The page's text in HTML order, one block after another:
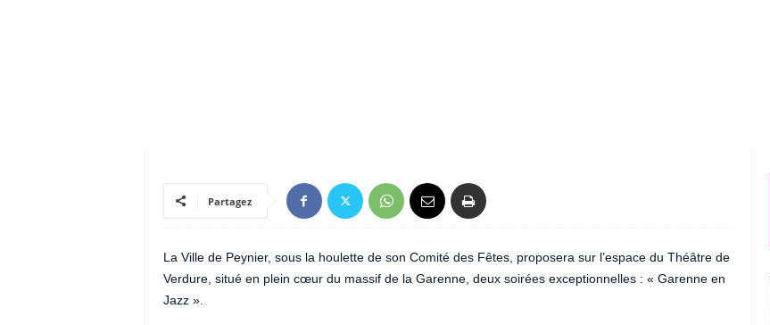
Partagez
La Ville de Peynier, sous la houlette de son Comité des Fêtes, proposera sur l’espace du Théâtre de
Verdure, situé en plein cœur du massif de la Garenne, deux soirées exceptionnelles : « Garenne en
Jazz ».